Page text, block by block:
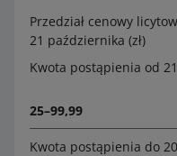
Przedział cenowy
21 października (zł)
Kwota postąpienia od
25–99,99
Kwota postąpienia do